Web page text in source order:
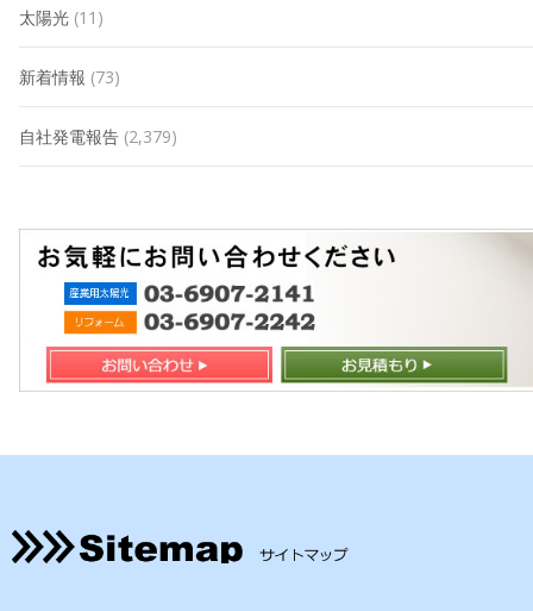
太陽光 (11)
新着情報 (73)
自社発電報告 (2,379)